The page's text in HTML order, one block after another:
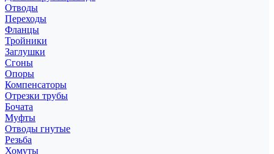
Отводы
Переходы
Фланцы
Тройники
Заглушки
Сгоны
Опоры
Компенсаторы
Отрезки трубы
Бочата
Муфты
Отводы гнутые
Резьба
Хомуты